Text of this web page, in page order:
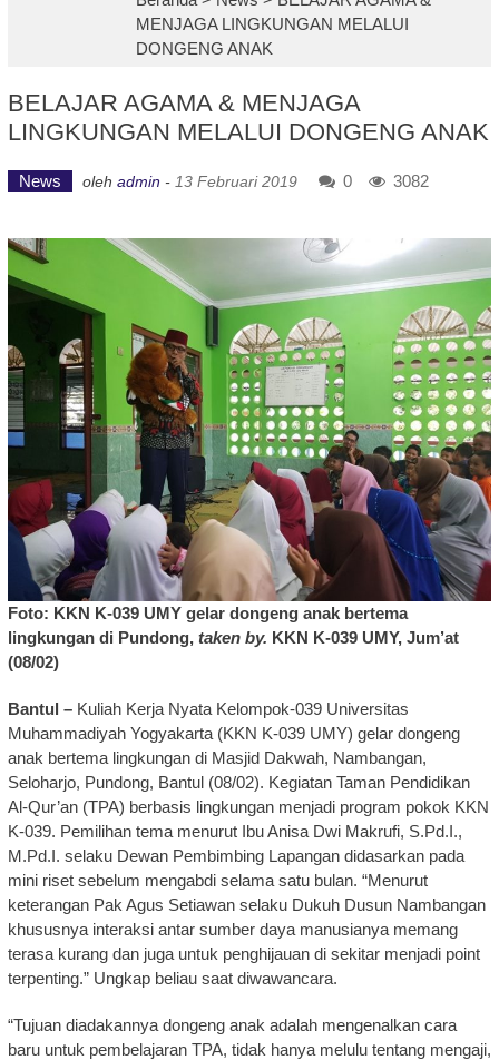
MENJAGA LINGKUNGAN MELALUI
DONGENG ANAK
BELAJAR AGAMA & MENJAGA
LINGKUNGAN MELALUI DONGENG ANAK
News oleh admin - 13 Februari 2019 0 3082
Foto: KKN K-039 UMY gelar dongeng anak bertema
lingkungan di Pundong, taken by. KKN K-039 UMY, Jum’at
(08/02)
Bantul –Kuliah Kerja Nyata Kelompok-039 Universitas
Muhammadiyah Yogyakarta (KKN K-039 UMY) gelar dongeng
anak bertema lingkungan di Masjid Dakwah, Nambangan,
Seloharjo, Pundong, Bantul (08/02). Kegiatan Taman Pendidikan
Al-Qur’an (TPA) berbasis lingkungan menjadi program pokok KKN
K-039. Pemilihan tema menurut Ibu Anisa Dwi Makrufi, S.Pd.I.,
M.Pd.I. selaku Dewan Pembimbing Lapangan didasarkan pada
mini riset sebelum mengabdi selama satu bulan. “Menurut
keterangan Pak Agus Setiawan selaku Dukuh Dusun Nambangan
khususnya interaksi antar sumber daya manusianya memang
terasa kurang dan juga untuk penghijauan di sekitar menjadi point
terpenting.” Ungkap beliau saat diwawancara.
“Tujuan diadakannya dongeng anak adalah mengenalkan cara
baru untuk pembelajaran TPA, tidak hanya melulu tentang mengaji,